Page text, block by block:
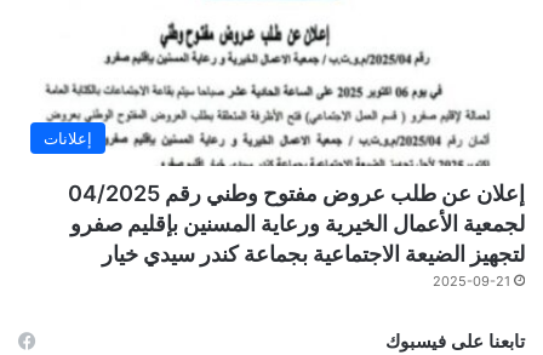
إعلانات
إعلان عن طلب عروض مفتوح وطني رقم 04/2025
لجمعية الأعمال الخيرية ورعاية المسنين بإقليم صفرو
لتجهيز الضيعة الاجتماعية بجماعة كندر سيدي خيار
2025-09-21
تابعنا على فيسبوك